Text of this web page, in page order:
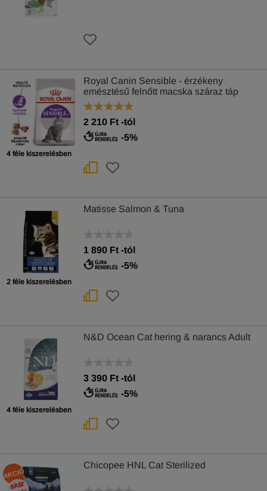
4 féle kiszerelésben
Royal Canin Sensible - érzékeny
emésztésű felnőtt macska száraz táp
2 210 Ft -tól
-5%
2 féle kiszerelésben
Matisse Salmon & Tuna
1 890 Ft -tól
-5%
4 féle kiszerelésben
N&D Ocean Cat hering & narancs Adult
3 390 Ft -tól
-5%
AKCIÓ
akár
-30
Chicopee HNL Cat Sterilized